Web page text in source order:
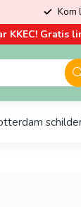
Kom
KKEC! Gratis